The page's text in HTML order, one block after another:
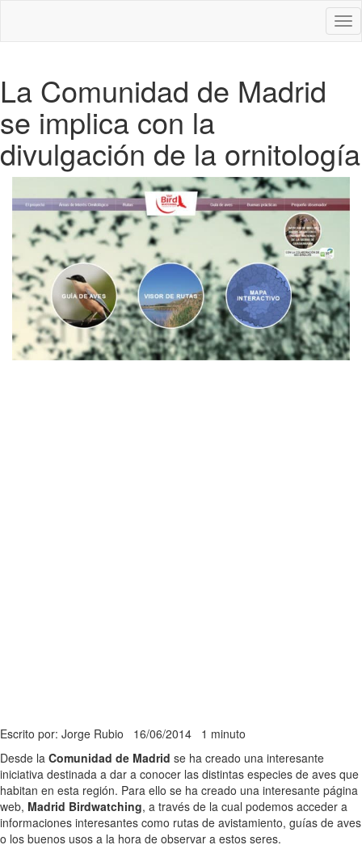
La Comunidad de Madrid
se implica con la
divulgación de la ornitología
Escrito por: Jorge Rubio 16/06/2014 1 minuto
Desde la Comunidad de Madrid se ha creado una interesante
iniciativa destinada a dar a conocer las distintas especies de aves que
habitan en esta región. Para ello se ha creado una interesante página
web, Madrid Birdwatching, a través de la cual podemos acceder a
informaciones interesantes como rutas de avistamiento, guías de aves
o los buenos usos a la hora de observar a estos seres.